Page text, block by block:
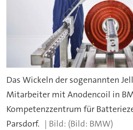
Das Wickeln der sogenannten
Mitarbeiter mit Anodencoil in
Kompetenzzentrum für
Parsdorf.
(Bild: BMW)